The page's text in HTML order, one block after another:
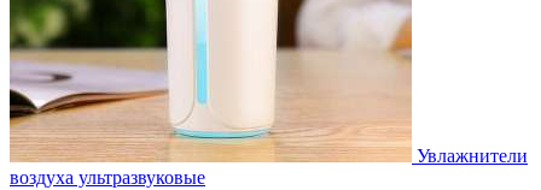
Увлажнители
воздуха ультразвуковые